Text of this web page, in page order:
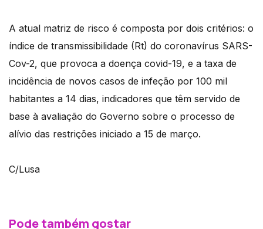
A atual matriz de risco é composta por dois critérios: o
índice de transmissibilidade (Rt) do coronavírus SARS-
Cov-2, que provoca a doença covid-19, e a taxa de
incidência de novos casos de infeção por 100 mil
habitantes a 14 dias, indicadores que têm servido de
base à avaliação do Governo sobre o processo de
alívio das restrições iniciado a 15 de março.
C/Lusa
Pode também gostar